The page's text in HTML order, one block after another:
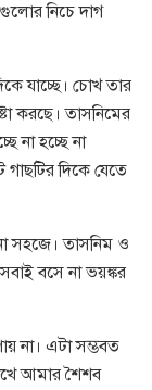
নিচে দাগ
যাচ্ছে। চোখ তার
করছে। তাসনিমের
না হচ্ছে না
দিকে যেতে
সহজে। তাসনিম ও
বসে না ভয়ঙ্কর
না। এটা সম্ভবত
আমার শৈশব